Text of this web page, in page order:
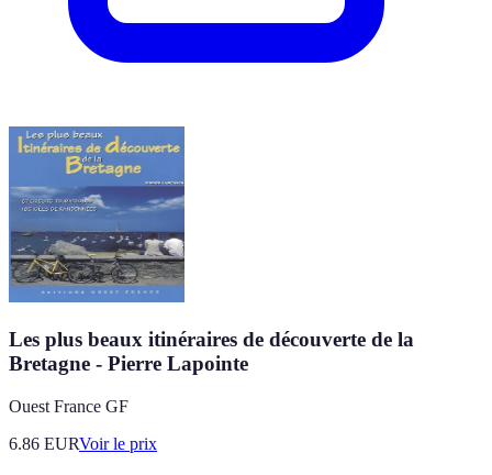
Les plus beaux itinéraires de découverte de la
Bretagne - Pierre Lapointe
Ouest France GF
6.86 EURVoir le prix